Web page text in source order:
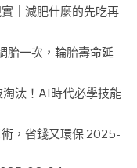
｜減肥什麼的先吃再
胎一次，輪胎壽命延
汰！AI時代必學技能
，省錢又環保 2025-